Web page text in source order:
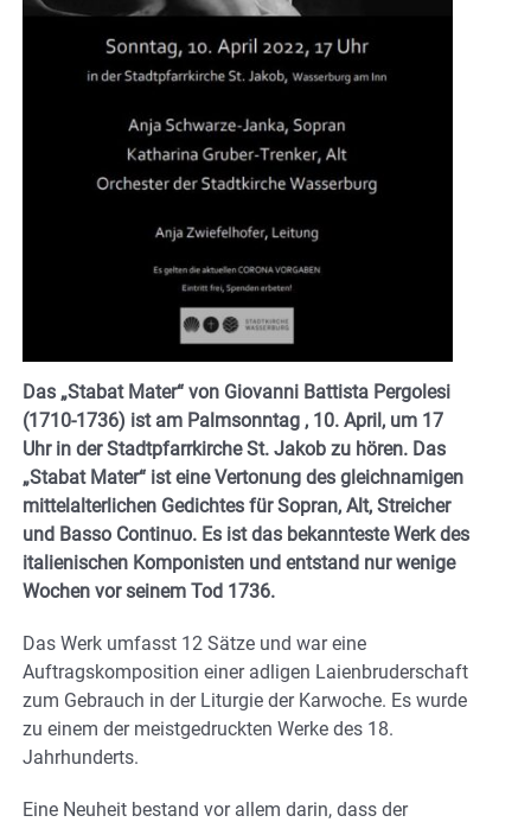
Das „Stabat Mater“ von Giovanni Battista Pergolesi
(1710-1736) ist am Palmsonntag , 10. April, um 17
Uhr in der Stadtpfarrkirche St. Jakob zu hören. Das
„Stabat Mater“ ist eine Vertonung des gleichnamigen
mittelalterlichen Gedichtes für Sopran, Alt, Streicher
und Basso Continuo. Es ist das bekannteste Werk des
italienischen Komponisten und entstand nur wenige
Wochen vor seinem Tod 1736.
Das Werk umfasst 12 Sätze und war eine
Auftragskomposition einer adligen Laienbruderschaft
zum Gebrauch in der Liturgie der Karwoche. Es wurde
zu einem der meistgedruckten Werke des 18.
Jahrhunderts.
Eine Neuheit bestand vor allem darin, dass der